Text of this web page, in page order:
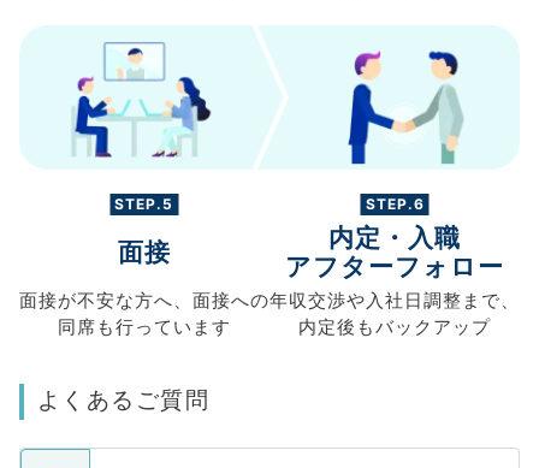
STEP.5
面接
面接が不安な方へ、 面接への
同席も行っています
STEP.6
内定・入職
アフターフォロー
年収交渉や入社日調整まで、
内定後もバックアップ
よくあるご質問